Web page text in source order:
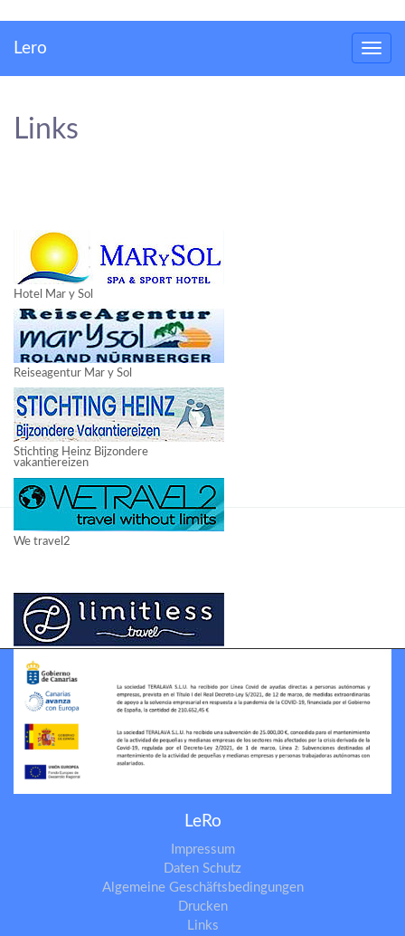
Lero
Links
Hotel Mar y Sol
Reiseagentur Mar y Sol
Stichting Heinz Bijzondere
vakantiereizen
We travel2
LeRo
Impressum
Daten Schutz
Algemeine Geschäftsbedingungen
Drucken
Links